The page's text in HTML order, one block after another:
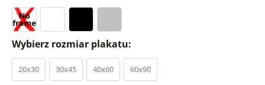
Wybierz rozmiar plakatu:
20x30 30x45 40x60 60x90